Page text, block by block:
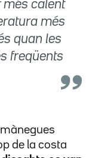
més calent
més
quan les
freqüents
de la costa